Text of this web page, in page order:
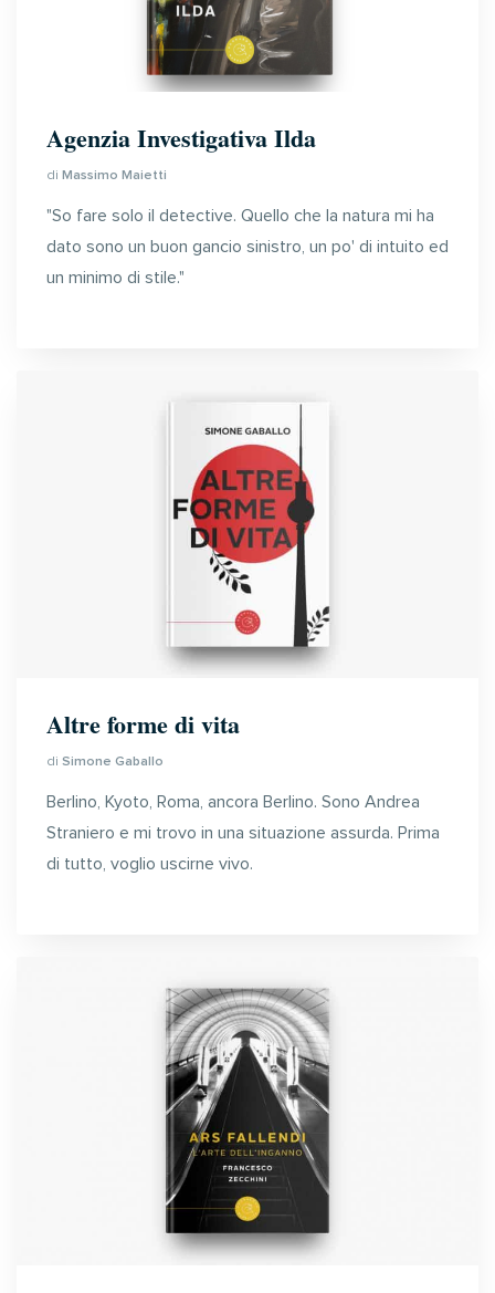
Agenzia Investigativa Ilda
di Massimo Maietti
"So fare solo il detective. Quello che la natura mi ha
dato sono un buon gancio sinistro, un po' di intuito ed
un minimo di stile."
Altre forme di vita
di Simone Gaballo
Berlino, Kyoto, Roma, ancora Berlino. Sono Andrea
Straniero e mi trovo in una situazione assurda. Prima
di tutto, voglio uscirne vivo.